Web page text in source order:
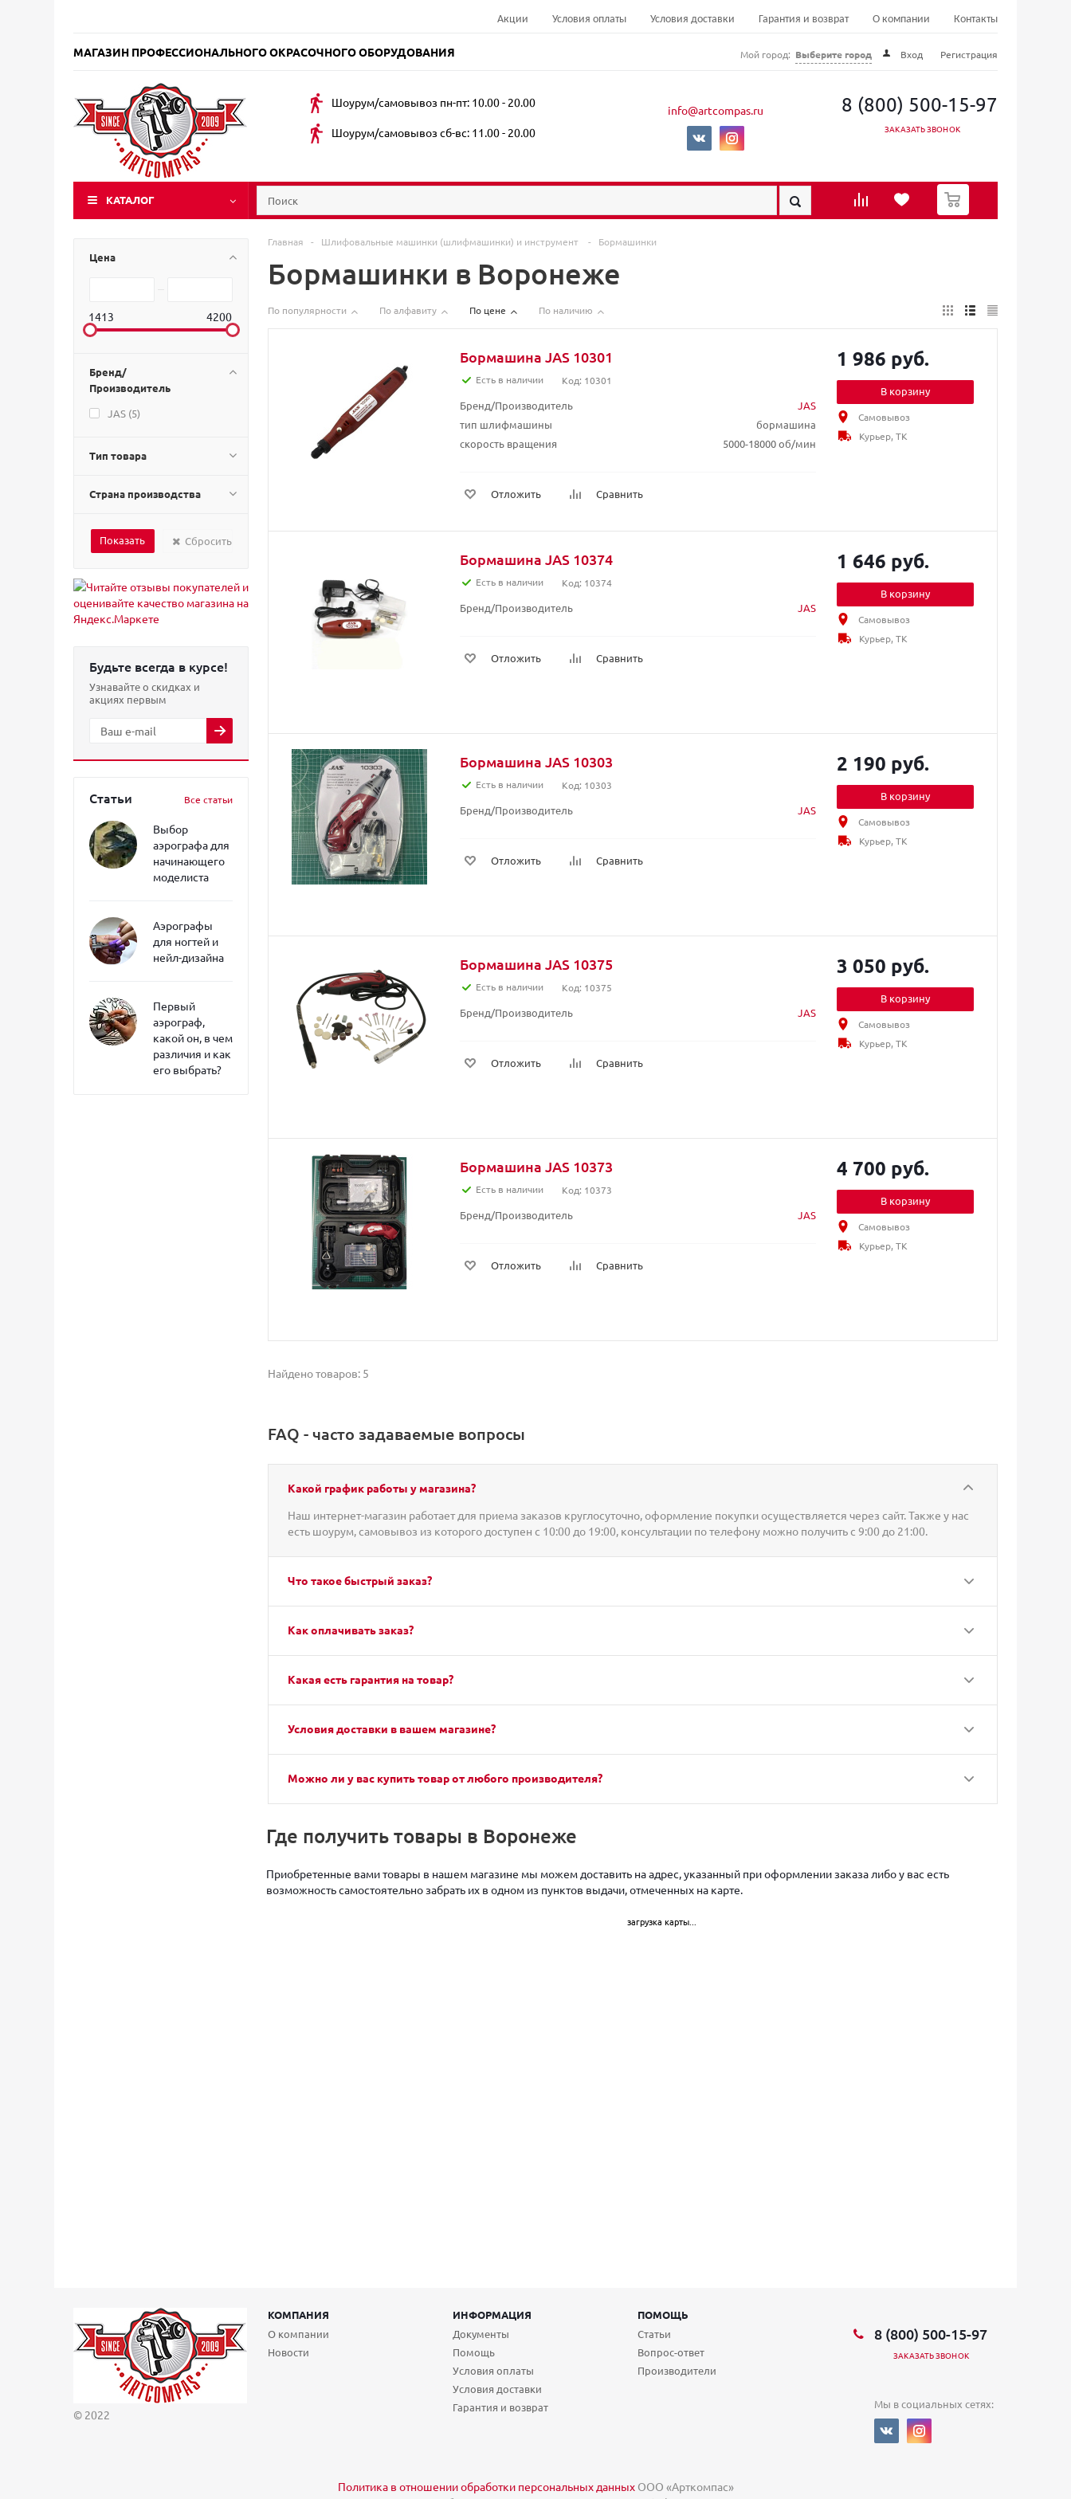
Акции Условия оплаты Условия доставки Гарантия и возврат О компании Контакты
МАГАЗИН ПРОФЕССИОНАЛЬНОГО ОКРАСОЧНОГО ОБОРУДОВАНИЯ Мой город: Выберите город Вход Регистрация
Шоурум/самовывоз пн-пт: 10.00 - 20.00
Шоурум/самовывоз сб-вс: 11.00 - 20.00
info@artcompas.ru 8 (800) 500-15-97
ЗАКАЗАТЬ ЗВОНОК
КАТАЛОГ
0
Цена
1413 4200
Бренд/
Производитель
JAS (5)
Тип товара
Страна производства
Сбросить
Будьте всегда в курсе!
Узнавайте о скидках и
акциях первым
Статьи Все статьи
Выбор
аэрографа для
начинающего
моделиста
Аэрографы
для ногтей и
нейл-дизайна
Первый
аэрограф,
какой он, в чем
различия и как
его выбрать?
Главная - Шлифовальные машинки (шлифмашинки) и инструмент - Бормашинки
Бормашинки в Воронеже
По популярности По алфавиту По цене По наличию
Бормашина JAS 10301
Есть в наличии Код: 10301
Бренд/Производитель
JAS
тип шлифмашины
бормашина
скорость вращения
5000-18000 об/мин
Отложить Сравнить
1 986 руб.
В корзину
Самовывоз
Курьер, ТК
Бормашина JAS 10374
Есть в наличии Код: 10374
Бренд/Производитель JAS
Отложить Сравнить
1 646 руб.
В корзину
Самовывоз
Курьер, ТК
Бормашина JAS 10303
Есть в наличии Код: 10303
Бренд/Производитель JAS
Отложить Сравнить
2 190 руб.
В корзину
Самовывоз
Курьер, ТК
Бормашина JAS 10375
Есть в наличии Код: 10375
Бренд/Производитель JAS
Отложить Сравнить
3 050 руб.
В корзину
Самовывоз
Курьер, ТК
Бормашина JAS 10373
Есть в наличии Код: 10373
Бренд/Производитель JAS
Отложить Сравнить
4 700 руб.
В корзину
Самовывоз
Курьер, ТК
Найдено товаров: 5
FAQ - часто задаваемые вопросы
Какой график работы у магазина?
Наш интернет-магазин работает для приема заказов круглосуточно, оформление покупки осуществляется через сайт. Также у нас
есть шоурум, самовывоз из которого доступен с 10:00 до 19:00, консультации по телефону можно получить с 9:00 до 21:00.
Что такое быстрый заказ?
Как оплачивать заказ?
Какая есть гарантия на товар?
Условия доставки в вашем магазине?
Можно ли у вас купить товар от любого производителя?
Где получить товары в Воронеже
Приобретенные вами товары в нашем магазине мы можем доставить на адрес, указанный при оформлении заказа либо у вас есть
возможность самостоятельно забрать их в одном из пунктов выдачи, отмеченных на карте.
загрузка карты...
© 2022
КОМПАНИЯ ИНФОРМАЦИЯ
ПОМОЩЬ
О компании
Новости
Документы
Помощь
Условия оплаты
Условия доставки
Гарантия и возврат
Статьи
Вопрос-ответ
Производители
8 (800) 500-15-97
ЗАКАЗАТЬ ЗВОНОК
Мы в социальных сетях:
Политика в отношении обработки персональных данныхООО «Арткомпас»